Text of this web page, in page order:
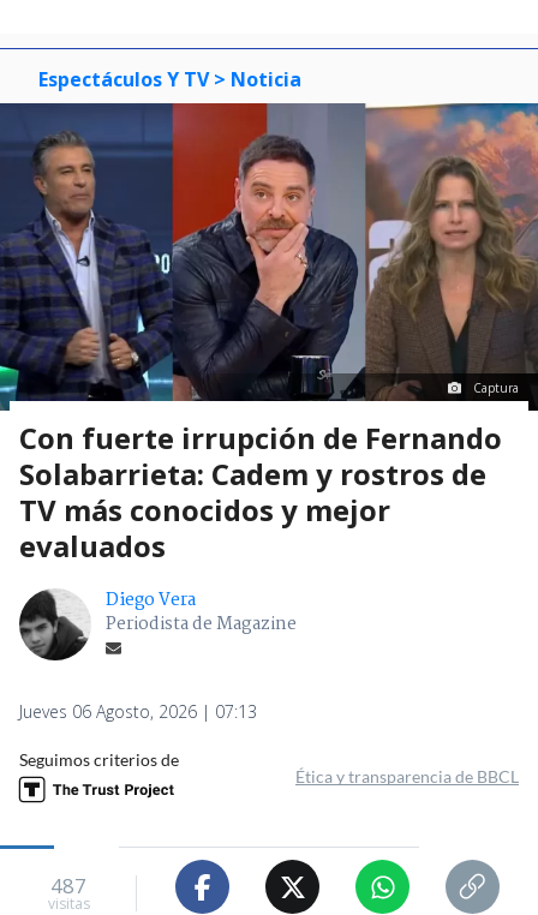
Espectáculos Y TV > Noticia
Captura
Con fuerte irrupción de Fernando
Solabarrieta: Cadem y rostros de
TV más conocidos y mejor
evaluados
Diego Vera
Periodista de Magazine
Jueves 06 Agosto, 2026 | 07:13
Seguimos criterios de
Ética y transparencia de BBCL
487
visitas